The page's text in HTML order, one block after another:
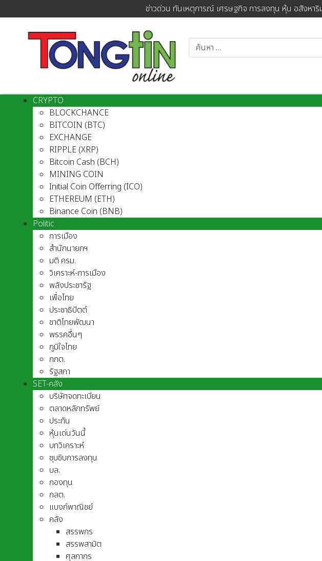
ข่าวด่วน ทันเหตุการณ์ เศรษฐกิจ การลงทุน หุ้น อสังหาริ
CRYPTO
BLOCKCHANCE
BITCOIN (BTC)
EXCHANGE
RIPPLE (XRP)
Bitcoin Cash (BCH)
MINING COIN
Initial Coin Offerring (ICO)
ETHEREUM (ETH)
Binance Coin (BNB)
Politic
การเมือง
สำนักนายกฯ
มติ ครม.
วิเคราะห์-การเมือง
พลังประชารัฐ
เพื่อไทย
ประชาธิปัตต์
ชาติไทยพัฒนา
พรรคอื่นๆ
ภูมิใจไทย
กกต.
รัฐสภา
SET-คลัง
บริษัทจดทะเบียน
ตลาดหลักทรัพย์
ประกัน
หุ้นเด่นวันนี้
บทวิเคราะห์
ซุบซิบการลงทุน
บล.
กองทุน
กลต.
แบงก์พาณิชย์
คลัง
สรรพกร
สรรพสามิต
ศุลกากร